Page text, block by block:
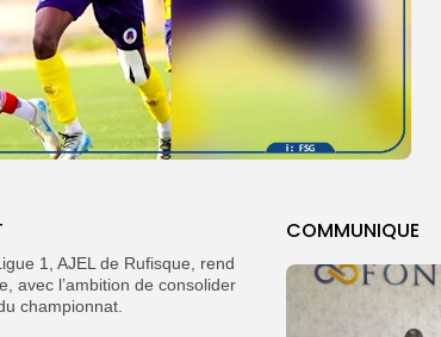
COMMUNIQUE
1, AJEL de Rufisque, rend
avec l’ambition de consolider
championnat.